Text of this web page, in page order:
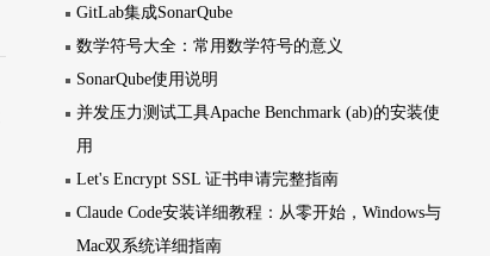
GitLab集成SonarQube
数学符号大全：常用数学符号的意义
SonarQube使用说明
并发压力测试工具Apache Benchmark (ab)的安装使
用
Let's Encrypt SSL 证书申请完整指南
Claude Code安装详细教程：从零开始，Windows与
Mac双系统详细指南